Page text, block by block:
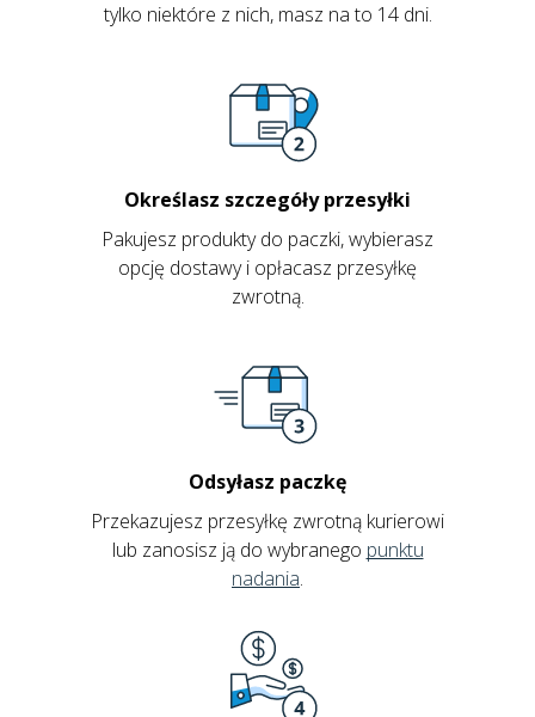
tylko niektóre z nich, masz na to 14 dni.
Określasz szczegóły przesyłki
Pakujesz produkty do paczki, wybierasz
opcję dostawy i opłacasz przesyłkę
zwrotną.
Odsyłasz paczkę
Przekazujesz przesyłkę zwrotną kurierowi
lub zanosisz ją do wybranego punktu
nadania.